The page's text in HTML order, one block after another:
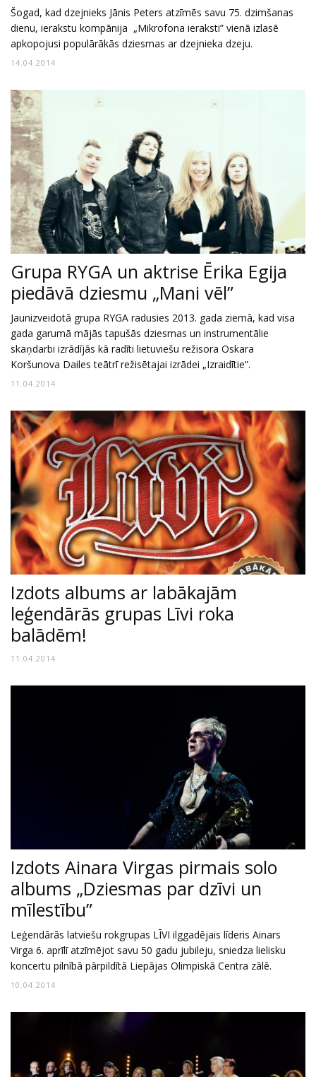
Šogad, kad dzejnieks Jānis Peters atzīmēs savu 75. dzimšanas
dienu, ierakstu kompānija „Mikrofona ieraksti” vienā izlasē
apkopojusi populārākās dziesmas ar dzejnieka dzeju.
14.04.2014
Grupa RYGA un aktrise Ērika Egija
piedāvā dziesmu „Mani vēl”
Jaunizveidotā grupa RYGA radusies 2013. gada ziemā, kad visa
gada garumā mājās tapušās dziesmas un instrumentālie
skaņdarbi izrādījās kā radīti lietuviešu režisora Oskara
Koršunova Dailes teātrī režisētajai izrādei „Izraidītie”.
11.04.2014
Izdots albums ar labākajām
leģendārās grupas Līvi roka
balādēm!
11.04.2014
Izdots Ainara Virgas pirmais solo
albums „Dziesmas par dzīvi un
mīlestību”
Leģendārās latviešu rokgrupas LĪVI ilggadējais līderis Ainars
Virga 6. aprīlī atzīmējot savu 50 gadu jubileju, sniedza lielisku
koncertu pilnībā pārpildītā Liepājas Olimpiskā Centra zālē.
10.04.2014